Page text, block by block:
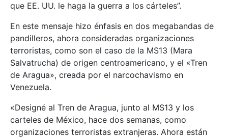
que EE. UU. le haga la guerra a los cárteles”.
En este mensaje hizo énfasis en dos megabandas de
pandilleros, ahora consideradas organizaciones
terroristas, como son el caso de la MS13 (Mara
Salvatrucha) de origen centroamericano, y el «Tren
de Aragua», creada por el narcochavismo en
Venezuela.
«Designé al Tren de Aragua, junto al MS13 y los
carteles de México, hace dos semanas, como
organizaciones terroristas extranjeras. Ahora están